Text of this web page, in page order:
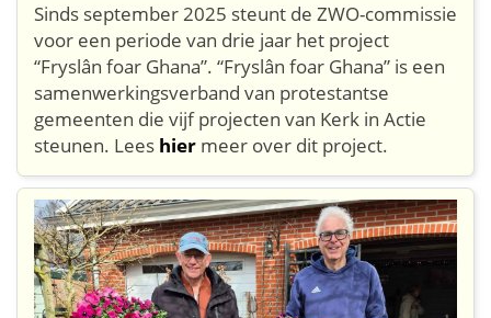
Sinds september 2025 steunt de ZWO-commissie
voor een periode van drie jaar het project
“Fryslân foar Ghana”. “Fryslân foar Ghana” is een
samenwerkingsverband van protestantse
gemeenten die vijf projecten van Kerk in Actie
steunen. Lees hier meer over dit project.